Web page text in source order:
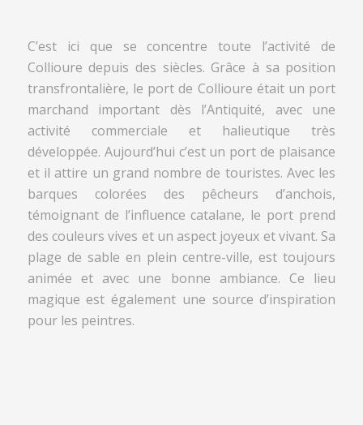
C’est ici que se concentre toute l’activité de
Collioure depuis des siècles. Grâce à sa position
transfrontalière, le port de Collioure était un port
marchand important dès l’Antiquité, avec une
activité commerciale et halieutique très
développée. Aujourd’hui c’est un port de plaisance
et il attire un grand nombre de touristes. Avec les
barques colorées des pêcheurs d’anchois,
témoignant de l’influence catalane, le port prend
des couleurs vives et un aspect joyeux et vivant. Sa
plage de sable en plein centre-ville, est toujours
animée et avec une bonne ambiance. Ce lieu
magique est également une source d’inspiration
pour les peintres.